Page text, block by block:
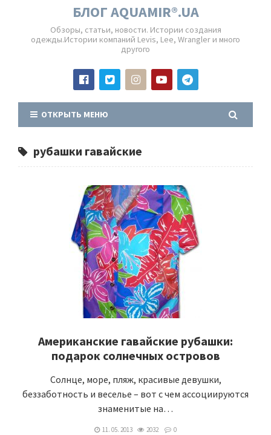
БЛОГ AQUAMIR®.UA
Обзоры, статьи, новости. Истории создания
одежды.Истории компаний Levis, Lee, Wrangler и много
другого
ОТКРЫТЬ МЕНЮ
рубашки гавайские
Американские гавайские рубашки:
подарок солнечных островов
Солнце, море, пляж, красивые девушки,
беззаботность и веселье – вот с чем ассоциируются
знаменитые на…
11. 05. 2013 2032 0